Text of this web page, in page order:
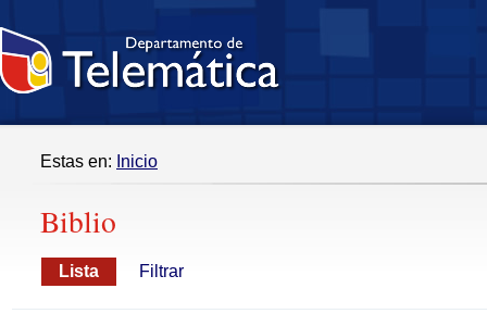
Estas en: Inicio
Biblio
Lista Filtrar